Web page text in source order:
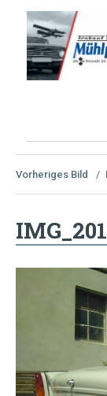
Vorheriges Bild